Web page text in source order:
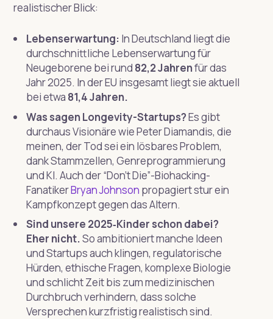
realistischer Blick:
Lebenserwartung: In Deutschland liegt die
durchschnittliche Lebenserwartung für
Neugeborene bei rund 82,2 Jahrenfür das
Jahr 2025. In der EU insgesamt liegt sie aktuell
bei etwa 81,4 Jahren.
Was sagen Longevity-Startups?Es gibt
durchaus Visionäre wie Peter Diamandis, die
meinen, der Tod sei ein lösbares Problem,
dank Stammzellen, Genreprogrammierung
und KI. Auch der “Don’t Die”-Biohacking-
FanatikerBryan Johnson propagiert stur ein
Kampfkonzept gegen das Altern.
Sind unsere 2025‑Kinder schon dabei?
Eher nicht.So ambitioniert manche Ideen
und Startups auch klingen, regulatorische
Hürden, ethische Fragen, komplexe Biologie
und schlicht Zeit bis zum medizinischen
Durchbruch verhindern, dass solche
Versprechen kurzfristig realistisch sind.